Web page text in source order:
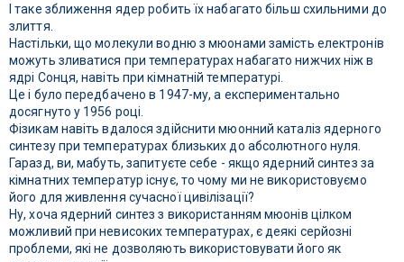
І таке зближення ядер робить їх набагато більш схильними до
злиття.
Настільки, що молекули водню з мюонами замість електронів
можуть зливатися при температурах набагато нижчих ніж в
ядрі Сонця, навіть при кімнатній температурі.
Це і було передбачено в 1947-му, а експериментально
досягнуто у 1956 році.
Фізикам навіть вдалося здійснити мюонний каталіз ядерного
синтезу при температурах близьких до абсолютного нуля.
Гаразд, ви, мабуть, запитуєте себе - якщо ядерний синтез за
кімнатних температур існує, то чому ми не використовуємо
його для живлення сучасної цивілізації?
Ну, хоча ядерний синтез з використанням мюонів цілком
можливий при невисоких температурах, є деякі серйозні
проблеми, які не дозволяють використовувати його як